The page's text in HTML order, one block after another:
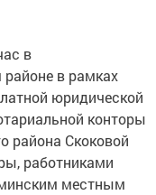
в
в рамках
юридической
конторы
района Скоковой
работниками
местным